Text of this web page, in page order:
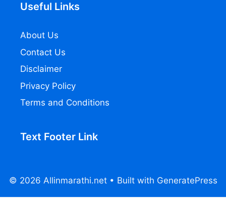
Useful Links
About Us
Contact Us
Disclaimer
Privacy Policy
Terms and Conditions
Text Footer Link
© 2026 Allinmarathi.net• Built with GeneratePress